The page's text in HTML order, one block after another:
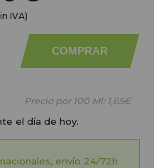
IVA)
COMPRAR
Precio por 100 Ml: 1,65€
el día de hoy.
envío 24/72h